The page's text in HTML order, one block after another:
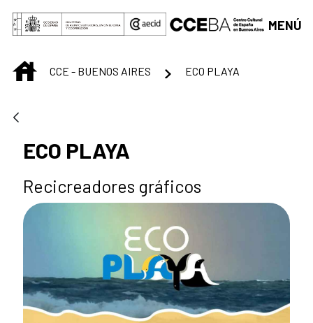
Saltar al contenido principal
MENÚ
INICIOCCE - BUENOS AIRES ECO PLAYA
ECO PLAYA
Recicreadores gráficos